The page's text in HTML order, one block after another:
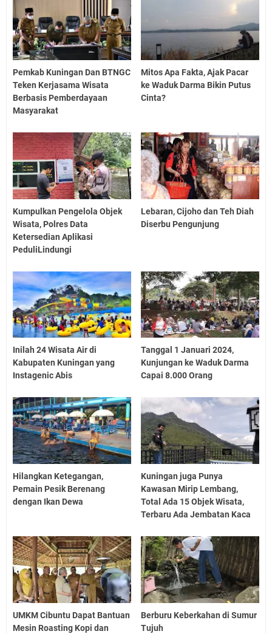
Pemkab Kuningan Dan BTNGC
Teken Kerjasama Wisata
Berbasis Pemberdayaan
Masyarakat
Mitos Apa Fakta, Ajak Pacar
ke Waduk Darma Bikin Putus
Cinta?
Kumpulkan Pengelola Objek
Wisata, Polres Data
Ketersedian Aplikasi
PeduliLindungi
Lebaran, Cijoho dan Teh Diah
Diserbu Pengunjung
Inilah 24 Wisata Air di
Kabupaten Kuningan yang
Instagenic Abis
Tanggal 1 Januari 2024,
Kunjungan ke Waduk Darma
Capai 8.000 Orang
Hilangkan Ketegangan,
Pemain Pesik Berenang
dengan Ikan Dewa
Kuningan juga Punya
Kawasan Mirip Lembang,
Total Ada 15 Objek Wisata,
Terbaru Ada Jembatan Kaca
UMKM Cibuntu Dapat Bantuan
Mesin Roasting Kopi dan
Berburu Keberkahan di Sumur
Tujuh